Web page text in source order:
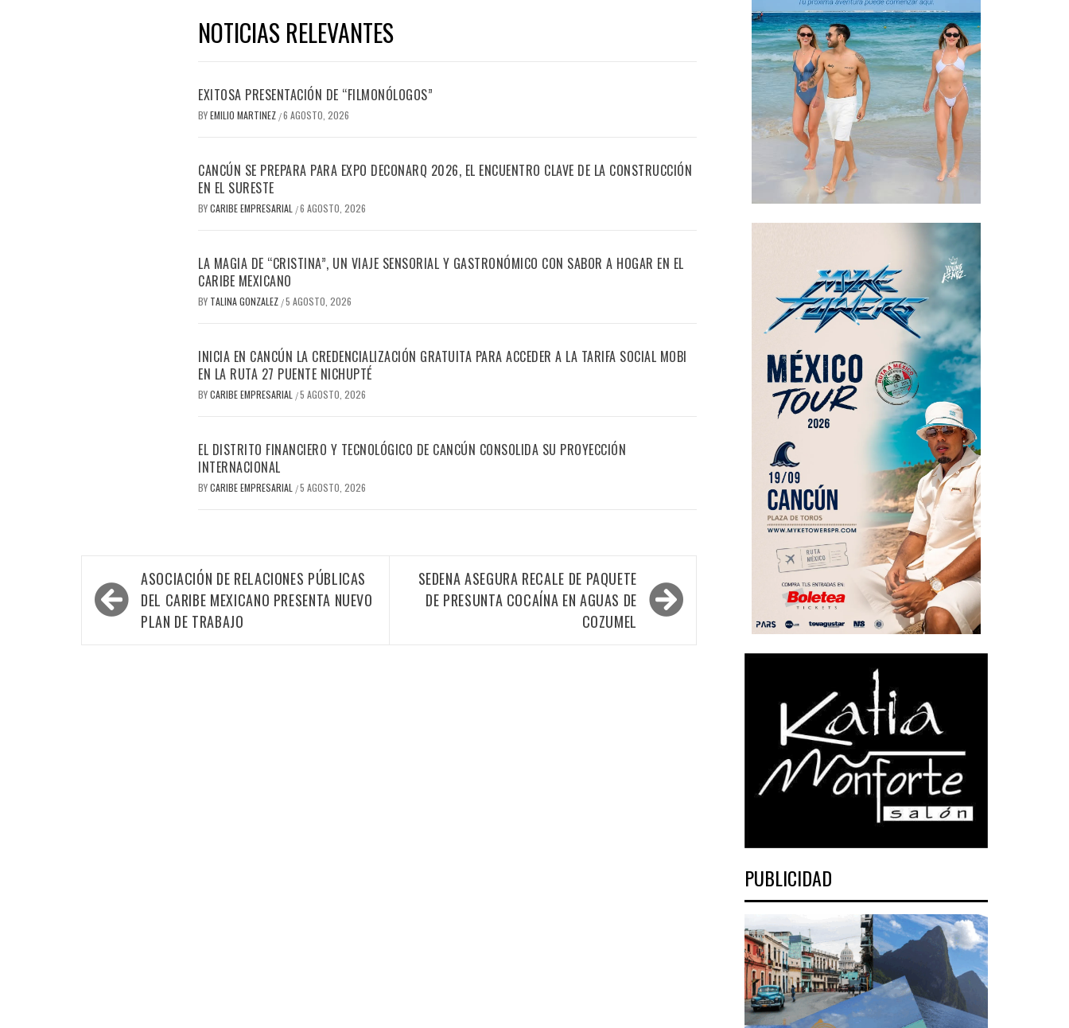
NOTICIAS RELEVANTES
EXITOSA PRESENTACIÓN DE “FILMONÓLOGOS”
BYEMILIO MARTINEZ /6 AGOSTO, 2026
CANCÚN SE PREPARA PARA EXPO DECONARQ 2026, EL ENCUENTRO CLAVE DE LA CONSTRUCCIÓN
EN EL SURESTE
BYCARIBE EMPRESARIAL /6 AGOSTO, 2026
LA MAGIA DE “CRISTINA”, UN VIAJE SENSORIAL Y GASTRONÓMICO CON SABOR A HOGAR EN EL
CARIBE MEXICANO
BY TALINA GONZALEZ /5 AGOSTO, 2026
INICIA EN CANCÚN LA CREDENCIALIZACIÓN GRATUITA PARA ACCEDER A LA TARIFA SOCIAL MOBI
EN LA RUTA 27 PUENTE NICHUPTÉ
BYCARIBE EMPRESARIAL /5 AGOSTO, 2026
EL DISTRITO FINANCIERO Y TECNOLÓGICO DE CANCÚN CONSOLIDA SU PROYECCIÓN
INTERNACIONAL
BYCARIBE EMPRESARIAL /5 AGOSTO, 2026
Navegación
de
entradas
ASOCIACIÓN DE RELACIONES PÚBLICAS
DEL CARIBE MEXICANO PRESENTA NUEVO
PLAN DE TRABAJO
SEDENA ASEGURA RECALE DE PAQUETE
DE PRESUNTA COCAÍNA EN AGUAS DE
COZUMEL
PUBLICIDAD